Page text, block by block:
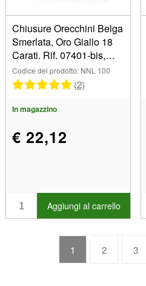
Chiusure Orecchini Belga
Smerlata, Oro Giallo 18
Carati. Rif. 07401-bis,
Coppia
Codice del prodotto: NNL 100
(2)
In magazzino
€ 22,12
Aggiungi al carrello
1 2 3